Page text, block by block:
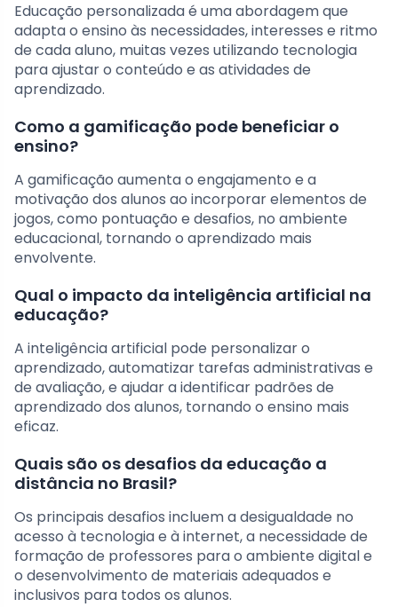
Educação personalizada é uma abordagem que
adapta o ensino às necessidades, interesses e ritmo
de cada aluno, muitas vezes utilizando tecnologia
para ajustar o conteúdo e as atividades de
aprendizado.
Como a gamificação pode beneficiar o
ensino?
A gamificação aumenta o engajamento e a
motivação dos alunos ao incorporar elementos de
jogos, como pontuação e desafios, no ambiente
educacional, tornando o aprendizado mais
envolvente.
Qual o impacto da inteligência artificial na
educação?
A inteligência artificial pode personalizar o
aprendizado, automatizar tarefas administrativas e
de avaliação, e ajudar a identificar padrões de
aprendizado dos alunos, tornando o ensino mais
eficaz.
Quais são os desafios da educação a
distância no Brasil?
Os principais desafios incluem a desigualdade no
acesso à tecnologia e à internet, a necessidade de
formação de professores para o ambiente digital e
o desenvolvimento de materiais adequados e
inclusivos para todos os alunos.